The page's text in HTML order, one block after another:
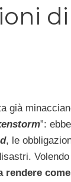
di
già
”:
, le
Volendo